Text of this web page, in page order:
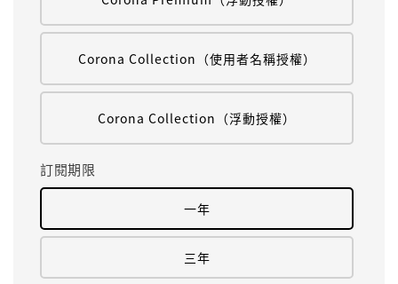
Corona Collection（使用者名稱授權）
Corona Collection（浮動授權）
訂閱期限
一年
三年